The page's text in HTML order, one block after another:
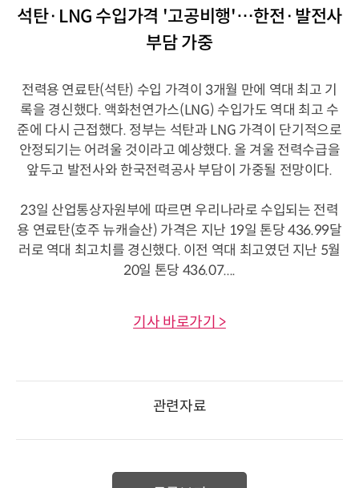
석탄·LNG 수입가격 '고공비행'…한전·발전사
부담 가중
전력용 연료탄(석탄) 수입 가격이 3개월 만에 역대 최고 기
록을 경신했다. 액화천연가스(LNG) 수입가도 역대 최고 수
준에 다시 근접했다. 정부는 석탄과 LNG 가격이 단기적으로
안정되기는 어려울 것이라고 예상했다. 올 겨울 전력수급을
앞두고 발전사와 한국전력공사 부담이 가중될 전망이다.
23일 산업통상자원부에 따르면 우리나라로 수입되는 전력
용 연료탄(호주 뉴캐슬산) 가격은 지난 19일 톤당 436.99달
러로 역대 최고치를 경신했다. 이전 역대 최고였던 지난 5월
20일 톤당 436.07....
기사 바로가기 >
관련자료